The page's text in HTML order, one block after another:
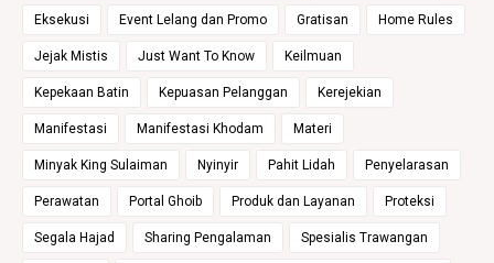
Eksekusi Event Lelang dan Promo Gratisan Home Rules
Jejak Mistis Just Want To Know Keilmuan
Kepekaan Batin Kepuasan Pelanggan Kerejekian
Manifestasi Manifestasi Khodam Materi
Minyak King Sulaiman Nyinyir Pahit Lidah Penyelarasan
Perawatan Portal Ghoib Produk dan Layanan Proteksi
Segala Hajad Sharing Pengalaman Spesialis Trawangan